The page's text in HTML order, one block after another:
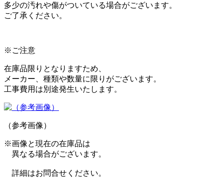
多少の汚れや傷がついている場合がございます。
ご了承ください。
※ご注意
在庫品限りとなりますため、
メーカー、種類や数量に限りがございます。
工事費用は別途発生いたします。
（参考画像）
※画像と現在の在庫品は
異なる場合がございます。
詳細はお問合せください。